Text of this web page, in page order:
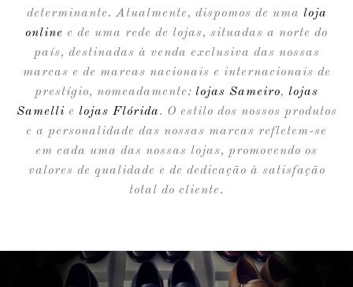
determinante.Atualmente, dispomos de uma loja
online e de uma rede de lojas, situadas a norte do
país, destinadas à venda exclusiva das nossas
marcas e de marcas nacionais e internacionais de
prestígio, nomeadamente: lojas Sameiro, lojas
Samelli e lojas Flórida. O estilo dos nossos produtos
e a personalidade das nossas marcas refletem-se
em cada uma das nossas lojas, promovendo os
valores de qualidade e de dedicação à satisfação
total do cliente.